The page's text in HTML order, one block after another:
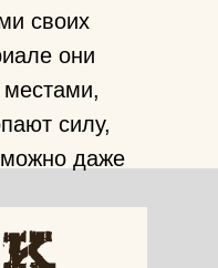
своих
они
местами,
силу,
даже
тепла»!